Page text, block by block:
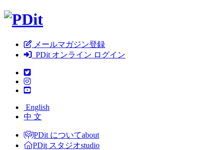
メールマガジン登録
PDit オンライン ログイン
English
中 文
PDit についてabout
PDit スタジオstudio